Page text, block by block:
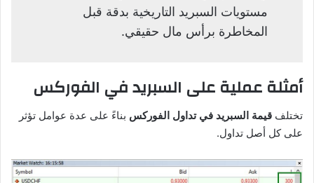
مستويات السبريد التاريخية بدقة قبل
المخاطرة برأس مال حقيقي.
أمثلة عملية على السبريد في الفوركس
تختلف قيمة السبريد في تداول الفوركس بناءً على عدة عوامل تؤثر
على كل أصل تداول.